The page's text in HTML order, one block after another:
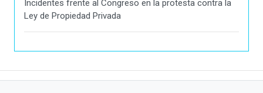
Incidentes frente al Congreso en la protesta contra la
Ley de Propiedad Privada